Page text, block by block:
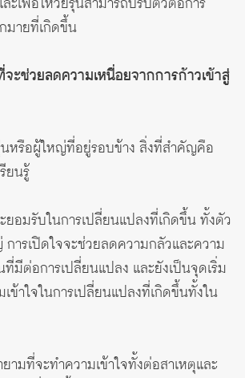
ะเพื่อให้วัยรุ่นสามารถปรับตัวต่อการ
มายที่เกิดขึ้น
ะช่วยลดความเหนื่อยจากการก้าวเข้าสู่
นหรือผู้ใหญ่ที่อยู่รอบข้าง สิ่งที่สำคัญคือ
ยนรู้
ยอมรับในการเปลี่ยนแปลงที่เกิดขึ้น ทั้งตัว
การเปิดใจจะช่วยลดความกลัวและความ
มีต่อการเปลี่ยนแปลง และยังเป็นจุดเริ่ม
ข้าใจในการเปลี่ยนแปลงที่เกิดขึ้นทั้งใน
ามที่จะทำความเข้าใจทั้งต่อสาเหตุและ